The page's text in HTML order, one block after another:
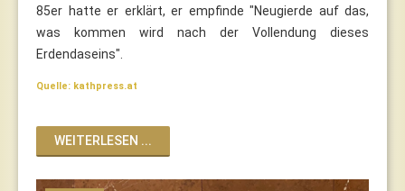
85er hatte er erklärt, er empfinde "Neugierde auf das,
was kommen wird nach der Vollendung dieses
Erdendaseins".
Quelle: kathpress.at
WEITERLESEN ...